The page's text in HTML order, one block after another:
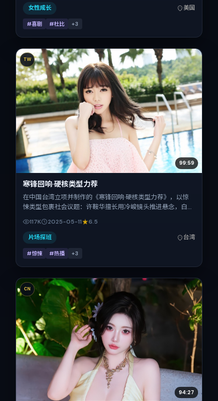
感与类型片结构的观众。
女性成长 美国
#喜剧 #杜比 +3
TW
99:59
寒锋回响·硬核类型力荐
在中国台湾立项并制作的《寒锋回响·硬核类型力荐》，以惊
悚类型包裹社会议题：许鞍华擅长用冷峻镜头推进悬念，白百
之一。上映时间：2025-05-11；片长132分钟；适合关注现实
质感与类型片结构的观众。
117K 2025-05-11 6.5
片场探班 台湾
#惊悚 #热播 +3
CN
94:27